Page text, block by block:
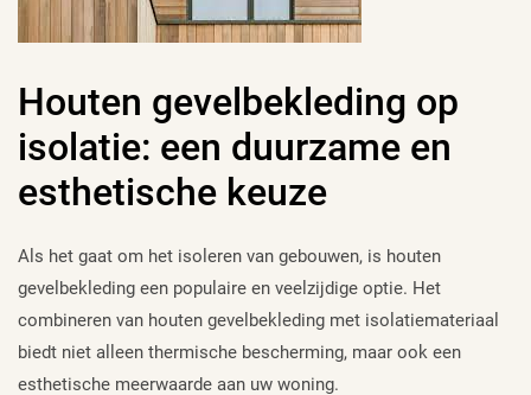
Houten gevelbekleding op
isolatie: een duurzame en
esthetische keuze
Als het gaat om het isoleren van gebouwen, is houten
gevelbekleding een populaire en veelzijdige optie. Het
combineren van houten gevelbekleding met isolatiemateriaal
biedt niet alleen thermische bescherming, maar ook een
esthetische meerwaarde aan uw woning.